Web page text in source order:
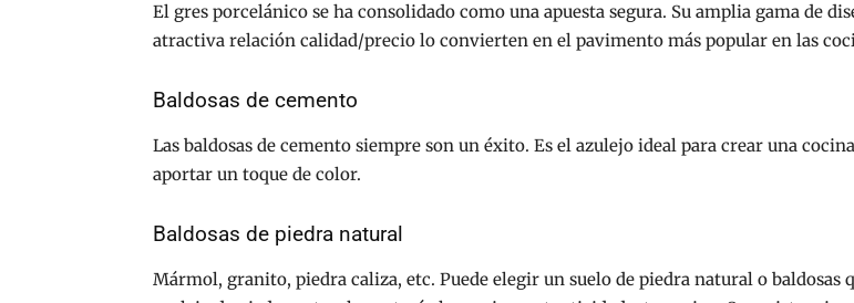
El gres porcelánico se ha consolidado como una apuesta segura. Su amplia gama de
atractiva relación calidad/precio lo convierten en el pavimento más popular en las
Baldosas de cemento
Las baldosas de cemento siempre son un éxito. Es el azulejo ideal para crear una
aportar un toque de color.
Baldosas de piedra natural
Mármol, granito, piedra caliza, etc. Puede elegir un suelo de piedra natural o baldosas